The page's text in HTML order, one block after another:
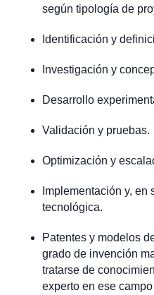
según tipología de
Identificación y
Investigación y
Desarrollo
Validación y pruebas.
Optimización y
Implementación y, en
tecnológica.
Patentes y modelos
grado de invención
tratarse de
experto en ese